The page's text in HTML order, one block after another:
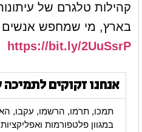
קהילות טלגרם של
בארץ, מי שמחפש אנשים
https://bit.ly/2UuSsrP
אנחנו זקוקים
תמכו, תרמו, הרשמו, עקבו,
במגוון פלטפורמות